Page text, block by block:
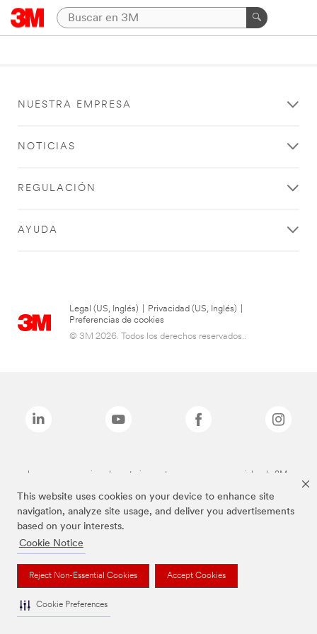
This website uses cookies on your device to enhance site
navigation, analyze site usage, and deliver you advertisements
based on your interests.
Cookie Notice
Reject Non-Essential Cookies Accept Cookies
Cookie Preferences
NUESTRA EMPRESA
NOTICIAS
REGULACIÓN
AYUDA
Legal (US, Inglés) Privacidad (US, Inglés)
Preferencias de cookies
© 3M 2026. Todos los derechos reservados..
Las marcas mencionadas anteriormente son marcas comerciales de 3M.